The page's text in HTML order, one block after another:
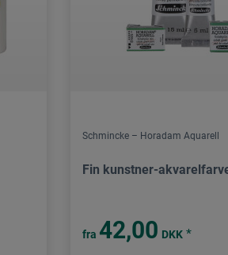
Schmincke – Horadam Aquarell
Fin kunstner-
fra 42,00 DKK *